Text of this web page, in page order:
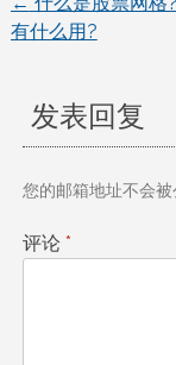
文
导
航
有什么用?
发表回复
您的邮箱地址不会被
评论 *